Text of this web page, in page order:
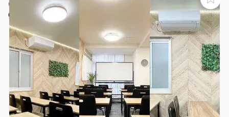
い！おしゃれ！】📡WiFi📺液晶モニタ🔦LEDライト全て
無料！土足可！
CS Tokyo-Base 巣鴨ダイヤ